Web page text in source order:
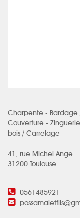
Charpente - Bardage
Couverture -
bois / Carrelage
41, rue Michel Ange
31200 Toulouse
0561485921